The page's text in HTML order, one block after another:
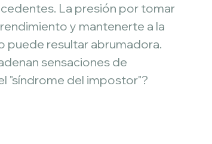
La presión por tomar
y mantenerte a la
puede resultar abrumadora.
sensaciones de
"síndrome del impostor"?